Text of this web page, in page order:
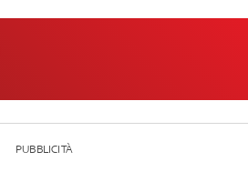
PUBBLICITÀ